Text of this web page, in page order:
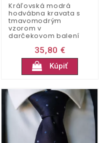
Kráľovská modrá
hodvábna kravata s
tmavomodrým
vzorom v
darčekovom balení
35,80 €
Kúpiť